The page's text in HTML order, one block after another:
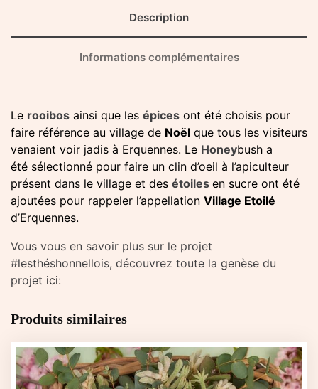
Description
Informations complémentaires
Le rooibos ainsi que les épices ont été choisis pour
faire référence au village de Noël que tous les visiteurs
venaient voir jadis à Erquennes. Le Honeybush a
été sélectionné pour faire un clin d’oeil à l’apiculteur
présent dans le village et des étoiles en sucre ont été
ajoutées pour rappeler l’appellation Village Etoilé
d’Erquennes.
Vous vous en savoir plus sur le projet
#lesthéshonnellois, découvrez toute la genèse du
projet ici:
Produits similaires